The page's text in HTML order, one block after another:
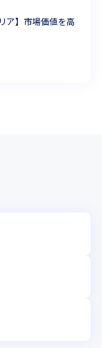
ア】市場価値を高